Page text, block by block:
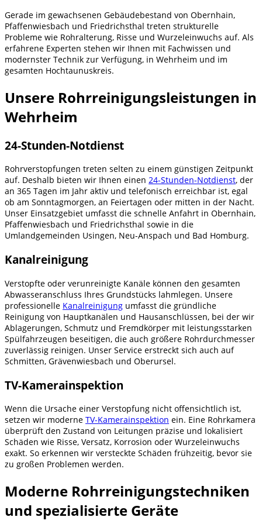
Gerade im gewachsenen Gebäudebestand von Obernhain,
Pfaffenwiesbach und Friedrichsthal treten strukturelle
Probleme wie Rohralterung, Risse und Wurzeleinwuchs auf. Als
erfahrene Experten stehen wir Ihnen mit Fachwissen und
modernster Technik zur Verfügung, in Wehrheim und im
gesamten Hochtaunuskreis.
Unsere Rohrreinigungsleistungen in
Wehrheim
24-Stunden-Notdienst
Rohrverstopfungen treten selten zu einem günstigen Zeitpunkt
auf. Deshalb bieten wir Ihnen einen 24-Stunden-Notdienst, der
an 365 Tagen im Jahr aktiv und telefonisch erreichbar ist, egal
ob am Sonntagmorgen, an Feiertagen oder mitten in der Nacht.
Unser Einsatzgebiet umfasst die schnelle Anfahrt in Obernhain,
Pfaffenwiesbach und Friedrichsthal sowie in die
Umlandgemeinden Usingen, Neu-Anspach und Bad Homburg.
Kanalreinigung
Verstopfte oder verunreinigte Kanäle können den gesamten
Abwasseranschluss Ihres Grundstücks lahmlegen. Unsere
professionelle Kanalreinigung umfasst die gründliche
Reinigung von Hauptkanälen und Hausanschlüssen, bei der wir
Ablagerungen, Schmutz und Fremdkörper mit leistungsstarken
Spülfahrzeugen beseitigen, die auch größere Rohrdurchmesser
zuverlässig reinigen. Unser Service erstreckt sich auch auf
Schmitten, Grävenwiesbach und Oberursel.
TV-Kamerainspektion
Wenn die Ursache einer Verstopfung nicht offensichtlich ist,
setzen wir moderne TV-Kamerainspektion ein. Eine Rohrkamera
überprüft den Zustand von Leitungen präzise und lokalisiert
Schäden wie Risse, Versatz, Korrosion oder Wurzeleinwuchs
exakt. So erkennen wir versteckte Schäden frühzeitig, bevor sie
zu großen Problemen werden.
Moderne Rohrreinigungstechniken
und spezialisierte Geräte